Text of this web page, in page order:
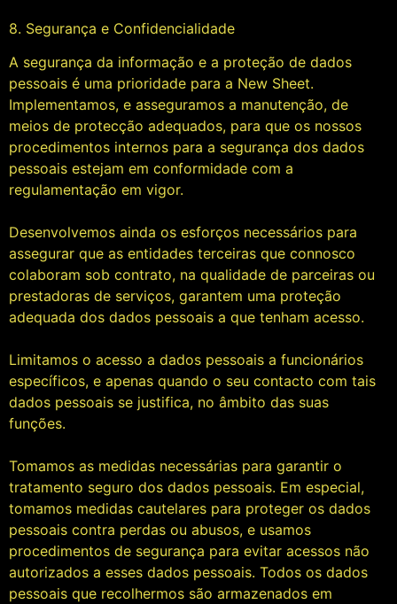
8. Segurança e Confidencialidade
A segurança da informação e a proteção de dados
pessoais é uma prioridade para a New Sheet.
Implementamos, e asseguramos a manutenção, de
meios de protecção adequados, para que os nossos
procedimentos internos para a segurança dos dados
pessoais estejam em conformidade com a
regulamentação em vigor.
Desenvolvemos ainda os esforços necessários para
assegurar que as entidades terceiras que connosco
colaboram sob contrato, na qualidade de parceiras ou
prestadoras de serviços, garantem uma proteção
adequada dos dados pessoais a que tenham acesso.
Limitamos o acesso a dados pessoais a funcionários
específicos, e apenas quando o seu contacto com tais
dados pessoais se justifica, no âmbito das suas
funções.
Tomamos as medidas necessárias para garantir o
tratamento seguro dos dados pessoais. Em especial,
tomamos medidas cautelares para proteger os dados
pessoais contra perdas ou abusos, e usamos
procedimentos de segurança para evitar acessos não
autorizados a esses dados pessoais. Todos os dados
pessoais que recolhermos são armazenados em